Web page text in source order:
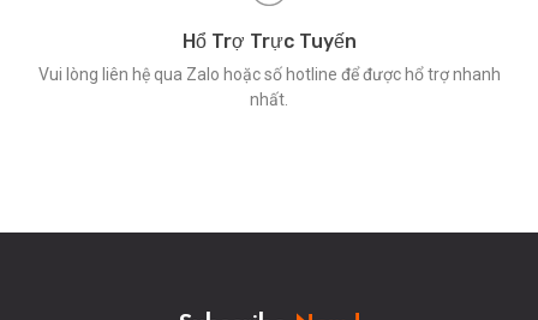
Hổ Trợ Trực Tuyến
Vui lòng liên hệ qua Zalo hoặc số hotline để được hổ trợ nhanh
nhất.